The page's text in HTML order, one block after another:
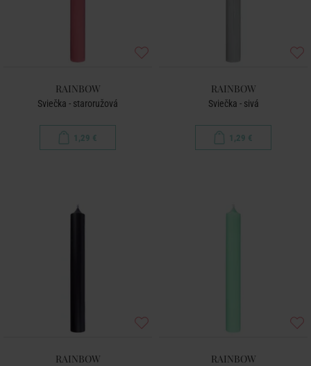
RAINBOW
Sviečka - staroružová
1,29 €
RAINBOW
Sviečka - sivá
1,29 €
RAINBOW RAINBOW